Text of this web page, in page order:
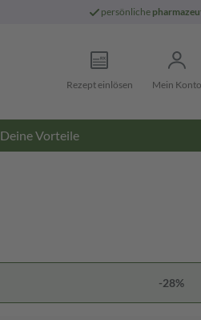
persönliche
Rezept einlösen Mein Konto
Deine Vorteile
-28%